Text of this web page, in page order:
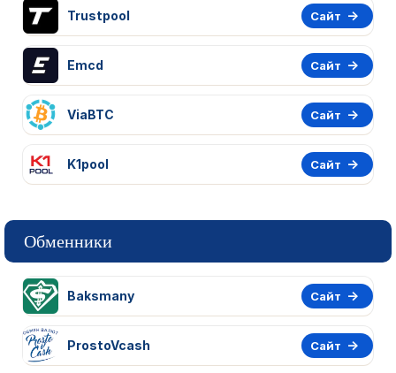
Trustpool Сайт
Emcd Сайт
ViaBTC Сайт
K1pool Сайт
Обменники
Baksmany Сайт
ProstoVcash Сайт